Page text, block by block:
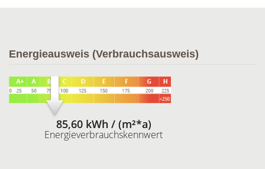
Energieausweis (Verbrauchsausweis)
85,60 kWh / (m²*a)
Energieverbrauchskennwert